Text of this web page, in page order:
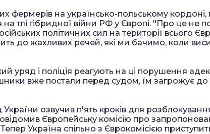
фермерів на українсько-польському кордоні,
тлі гібридної війни РФ у Європі. "Про це не
політичних сил на території всього
до жахливих речей, які ми бачимо, коли
уряд і поліція реагують на ці порушення
вже постали перед судом, їм загрожує до
озвучив п'ять кроків для
Європейську комісію про
Україна спільно з Єврокомісією приступить